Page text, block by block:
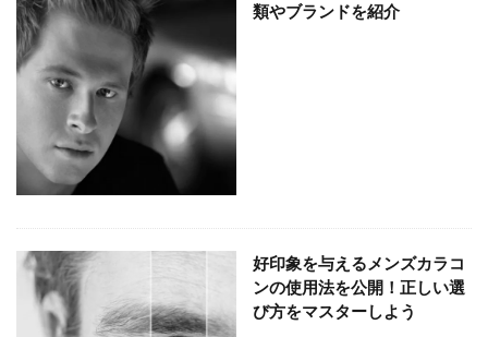
類やブランドを紹介
好印象を与えるメンズカラコ
ンの使用法を公開！正しい選
び方をマスターしよう